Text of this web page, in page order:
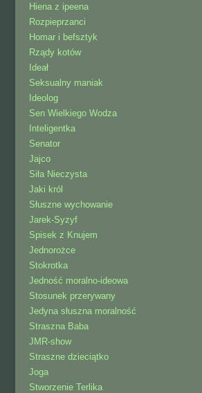
Hiena z ipeena
Rozpieprzanci
Homar i befsztyk
Rządy kotów
Ideał
Seksualny maniak
Ideolog
Sen Wielkiego Wodza
Inteligentka
Senator
Jajco
Siła Nieczysta
Jaki król
Słuszne wychowanie
Jarek-Syzyf
Spisek z Knujem
Jednorożce
Stokrotka
Jedność moralno-ideowa
Stosunek przerywany
Jedyna słuszna moralność
Straszna Baba
JMR-show
Straszne dzieciątko
Joga
Stworzenie Terlika